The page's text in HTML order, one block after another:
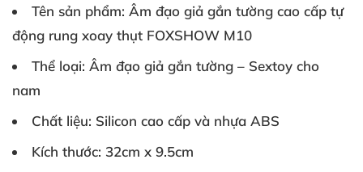
Tên sản phẩm: Âm đạo giả gắn tường cao cấp tự
động rung xoay thụt FOXSHOW M10
Thể loại: Âm đạo giả gắn tường – Sextoy cho
nam
Chất liệu: Silicon cao cấp và nhựa ABS
Kích thước: 32cm x 9.5cm